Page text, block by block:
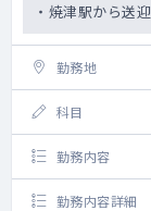
・焼津駅から送
勤務地
科目
勤務内容
勤務内容詳細